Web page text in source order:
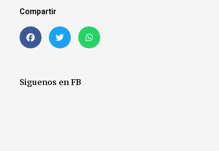
Compartir
Siguenos en FB